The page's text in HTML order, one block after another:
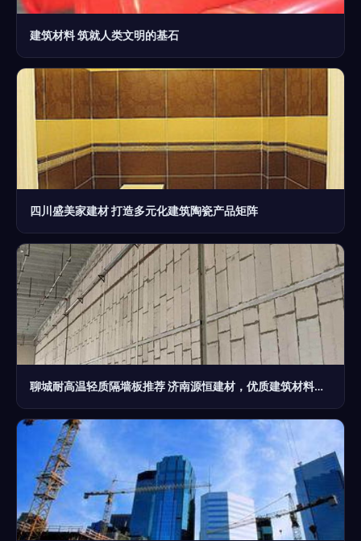
建筑材料 筑就人类文明的基石
四川盛美家建材 打造多元化建筑陶瓷产品矩阵
聊城耐高温轻质隔墙板推荐 济南源恒建材，优质建筑材料的可靠选择